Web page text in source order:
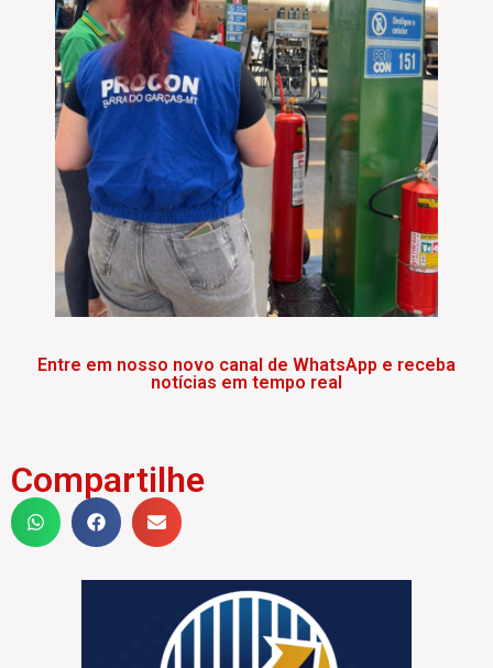
Entre em nosso novo canal de WhatsApp e receba
notícias em tempo real
Compartilhe